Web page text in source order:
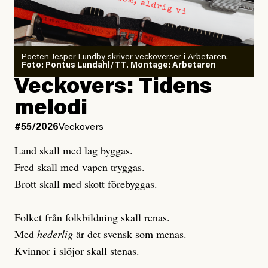
granskar vänstern
Publicerad6 August, 2026
Uppdaterad7 August, 2026
Joel Kellgren
Publicerad3 August, 2026
Uppdaterad3 August, 2026
Poeten Jesper Lundby skriver veckoverser i Arbetaren.
Foto: Pontus Lundahl/TT. Montage: Arbetaren
Veckovers: Tidens
melodi
#55/2026Veckovers
Land skall med lag byggas.
Fred skall med vapen tryggas.
Brott skall med skott förebyggas.
Folket från folkbildning skall renas.
Med hederlig är det svensk som menas.
Kvinnor i slöjor skall stenas.